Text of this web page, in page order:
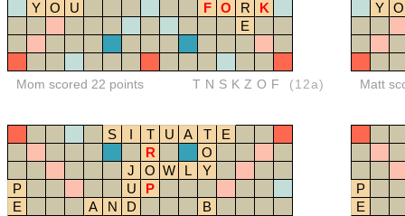
Y O U F O R
K
E
Mom scored 22 points TNSKZOF (12a)
Y O
Matt
S I T U A T
E
R
O
J
O W L
Y
P
U
P
E
A N D
B
P
E